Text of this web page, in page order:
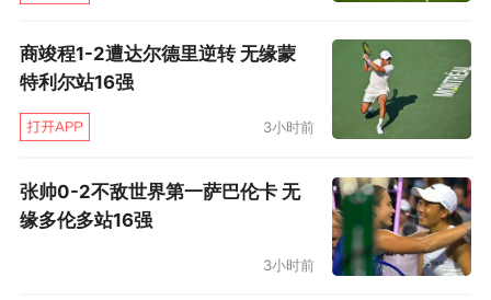
商竣程1-2遭达尔德里逆转 无缘蒙
特利尔站16强
3小时前
张帅0-2不敌世界第一萨巴伦卡 无
缘多伦多站16强
3小时前